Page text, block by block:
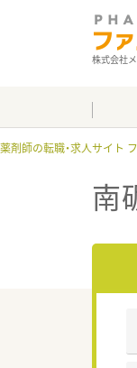
株式会社
薬剤師の転職・求人サイト
南